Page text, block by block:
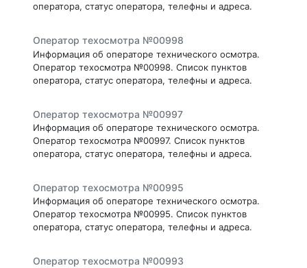
оператора, статус оператора, телефны и адреса.
Оператор техосмотра №00998
Информация об операторе технического осмотра.
Оператор техосмотра №00998. Список пунктов
оператора, статус оператора, телефны и адреса.
Оператор техосмотра №00997
Информация об операторе технического осмотра.
Оператор техосмотра №00997. Список пунктов
оператора, статус оператора, телефны и адреса.
Оператор техосмотра №00995
Информация об операторе технического осмотра.
Оператор техосмотра №00995. Список пунктов
оператора, статус оператора, телефны и адреса.
Оператор техосмотра №00993